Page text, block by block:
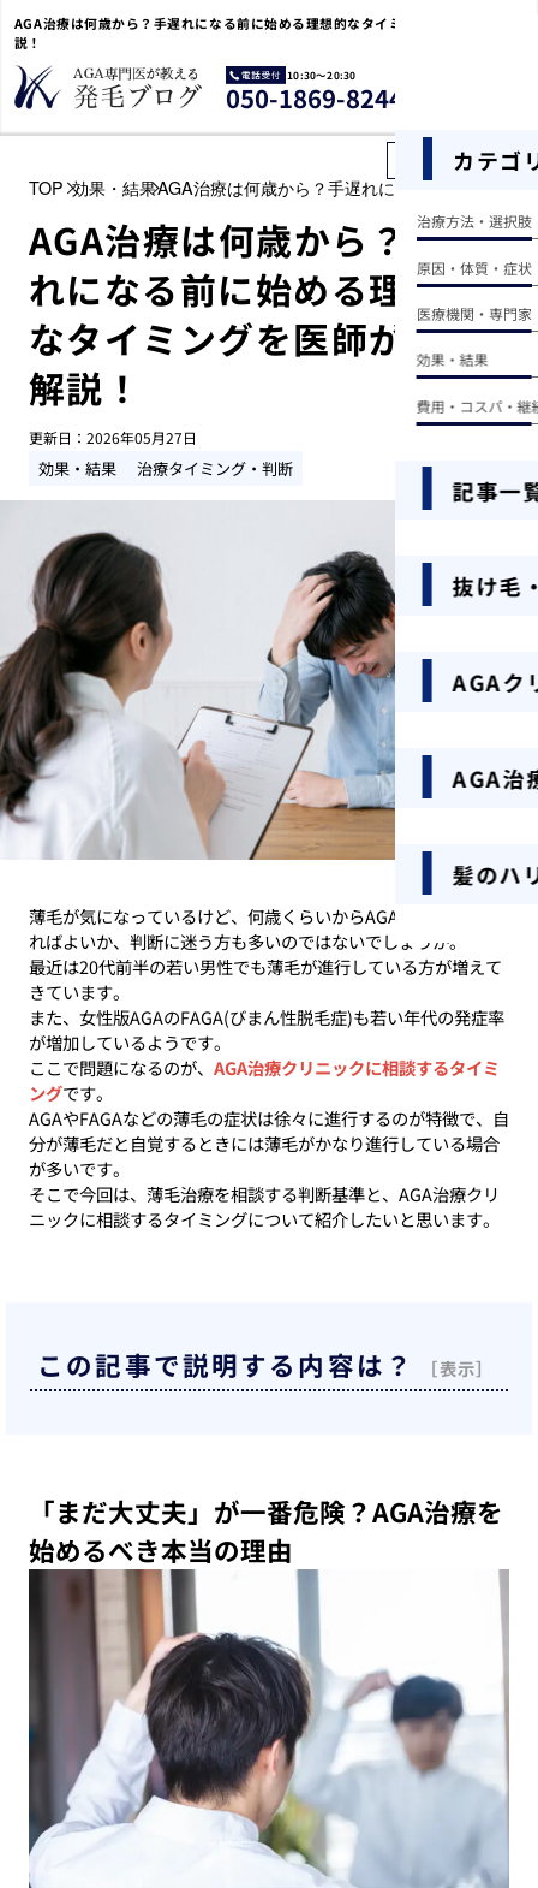
AGA治療は何歳から？手遅れになる前に始める理想的なタイミングを医師が徹底解
説！
電
話
受
10:30〜20:30
050-1869-8244
カテゴ
治療方法・選択肢
原因・体質・症状
医療機関・専門家
効果・結果
費用・コスパ・継
記事一
抜け毛
AGAク
AGA治
髪のハ
記事を探す
TOP 効果・結果AGA治療は何歳から？手遅れになる前に始める
AGA治療は何歳から？手遅
れになる前に始める理想的
なタイミングを医師が徹底
解説！
更新日： 2026年05月27日
効果・結果 治療タイミング・判断
薄毛が気になっているけど、何歳くらいからAGA治療を開始す
ればよいか、判断に迷う方も多いのではないでしょうか。
最近は20代前半の若い男性でも薄毛が進行している方が増えて
きています。
また、女性版AGAのFAGA(びまん性脱毛症)も若い年代の発症率
が増加しているようです。
ここで問題になるのが、 AGA治療クリニックに相談するタイミ
ングです。
AGAやFAGAなどの薄毛の症状は徐々に進行するのが特徴で、自
分が薄毛だと自覚するときには薄毛がかなり進行している場合
が多いです。
そこで今回は、薄毛治療を相談する判断基準と、AGA治療クリ
ニックに相談するタイミングについて紹介したいと思います。
この記事で説明する内容は？
「まだ大丈夫」が一番危険？AGA治療を
始めるべき本当の理由